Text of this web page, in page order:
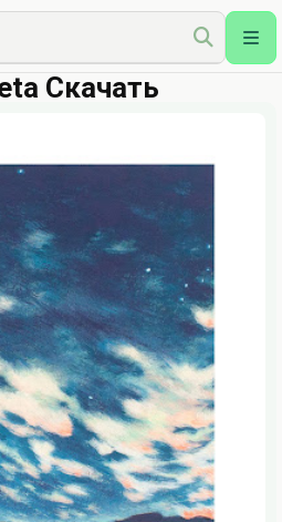
Скачать